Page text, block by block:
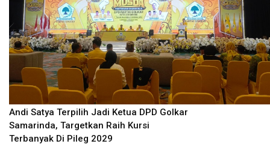
Andi Satya Terpilih Jadi Ketua DPD Golkar
Samarinda, Targetkan Raih Kursi
Terbanyak Di Pileg 2029